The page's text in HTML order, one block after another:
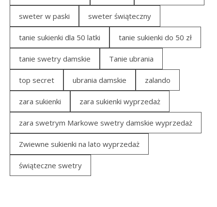
sweter w paski sweter świąteczny
tanie sukienki dla 50 latki tanie sukienki do 50 zł
tanie swetry damskie Tanie ubrania
top secret ubrania damskie zalando
zara sukienki zara sukienki wyprzedaż
zara swetrym Markowe swetry damskie wyprzedaż
Zwiewne sukienki na lato wyprzedaż
świąteczne swetry